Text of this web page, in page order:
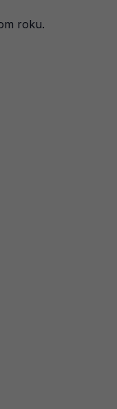
roku.